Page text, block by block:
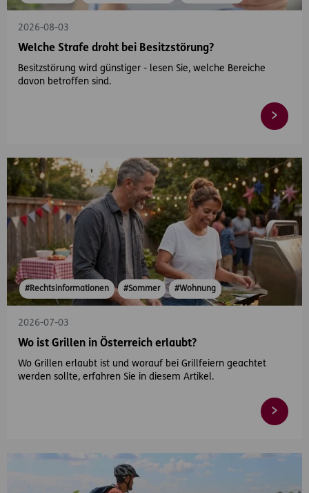
2026-08-03
Welche Strafe droht bei Besitzstörung?
Besitzstörung wird günstiger - lesen Sie, welche Bereiche
davon betroffen sind.
#Rechtsinformationen #Sommer #Wohnung
2026-07-03
Wo ist Grillen in Österreich erlaubt?
Wo Grillen erlaubt ist und worauf bei Grillfeiern geachtet
werden sollte, erfahren Sie in diesem Artikel.